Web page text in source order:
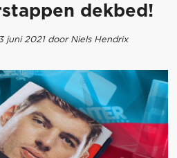
dekbed!
juni 2021 door Niels Hendrix